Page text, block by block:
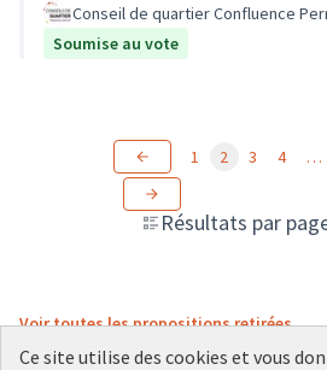
Conseil de quartier Confluence
Soumise au vote
Résultats par
1 2 3 4 …
Voir toutes les propositions retirées
Ce site utilise des cookies et vous